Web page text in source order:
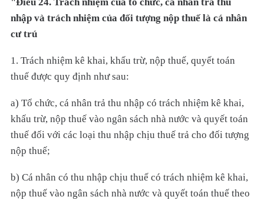
nhập và trách nhiệm của đối tượng nộp thuế là cá nhân
cư trú
1. Trách nhiệm kê khai, khấu trừ, nộp thuế, quyết toán
thuế được quy định như sau:
a) Tổ chức, cá nhân trả thu nhập có trách nhiệm kê khai,
khấu trừ, nộp thuế vào ngân sách nhà nước và quyết toán
thuế đối với các loại thu nhập chịu thuế trả cho đối tượng
nộp thuế;
b) Cá nhân có thu nhập chịu thuế có trách nhiệm kê khai,
nộp thuế vào ngân sách nhà nước và quyết toán thuế theo